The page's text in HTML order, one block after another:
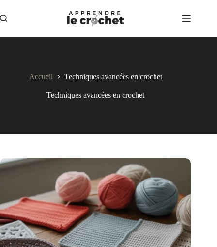
contenu
Accueil Techniques avancées en crochet
Techniques avancées en crochet